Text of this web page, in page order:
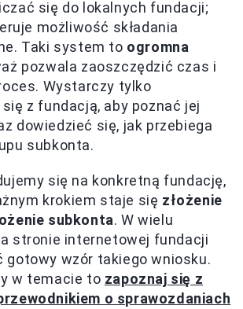
się do lokalnych fundacji;
możliwość składania
Taki system to ogromna
pozwala zaoszczędzić czas i
Wystarczy tylko
z fundacją, aby poznać jej
dowiedzieć się, jak przebiega
subkonta.
się na konkretną fundację,
krokiem staje się złożenie
subkonta. W wielu
stronie internetowej fundacji
gotowy wzór takiego wniosku.
w temacie to zapoznaj się z
o sprawozdaniach